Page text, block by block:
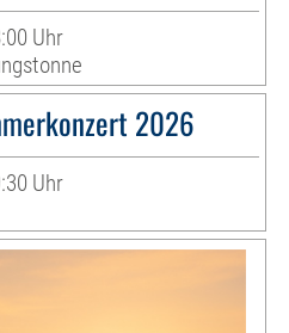
Uhr
2026
Uhr